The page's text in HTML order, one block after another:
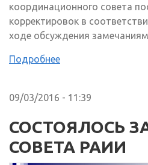
координационного совета
корректировок в
ходе обсуждения
Подробнее
09/03/2016 - 11:39
СОСТОЯЛОСЬ
СОВЕТА РАИИ